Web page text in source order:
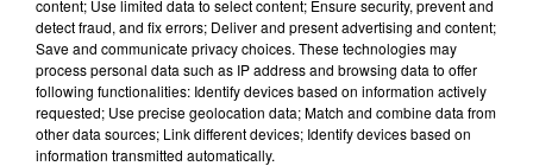
FILS D'ACTUS
content; Use limited data to select content; Ensure security, prevent and
detect fraud, and fix errors; Deliver and present advertising and content;
Save and communicate privacy choices. These technologies may
process personal data such as IP address and browsing data to offer
following functionalities: Identify devices based on information actively
requested; Use precise geolocation data; Match and combine data from
other data sources; Link different devices; Identify devices based on
information transmitted automatically.